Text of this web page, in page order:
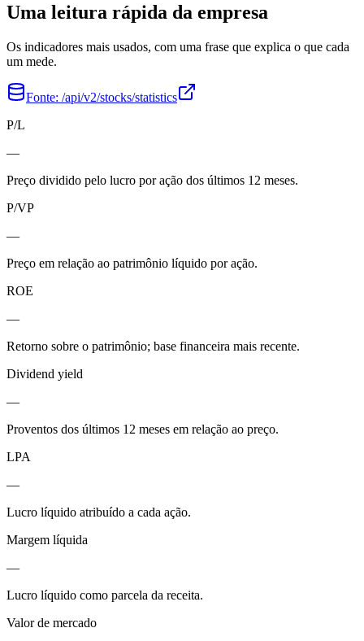
Uma leitura rápida da empresa
Os indicadores mais usados, com uma frase que explica o que cada
um mede.
Fonte: /api/v2/stocks/statistics
P/L
—
Preço dividido pelo lucro por ação dos últimos 12 meses.
P/VP
—
Preço em relação ao patrimônio líquido por ação.
ROE
—
Retorno sobre o patrimônio; base financeira mais recente.
Dividend yield
—
Proventos dos últimos 12 meses em relação ao preço.
LPA
—
Lucro líquido atribuído a cada ação.
Margem líquida
—
Lucro líquido como parcela da receita.
Valor de mercado